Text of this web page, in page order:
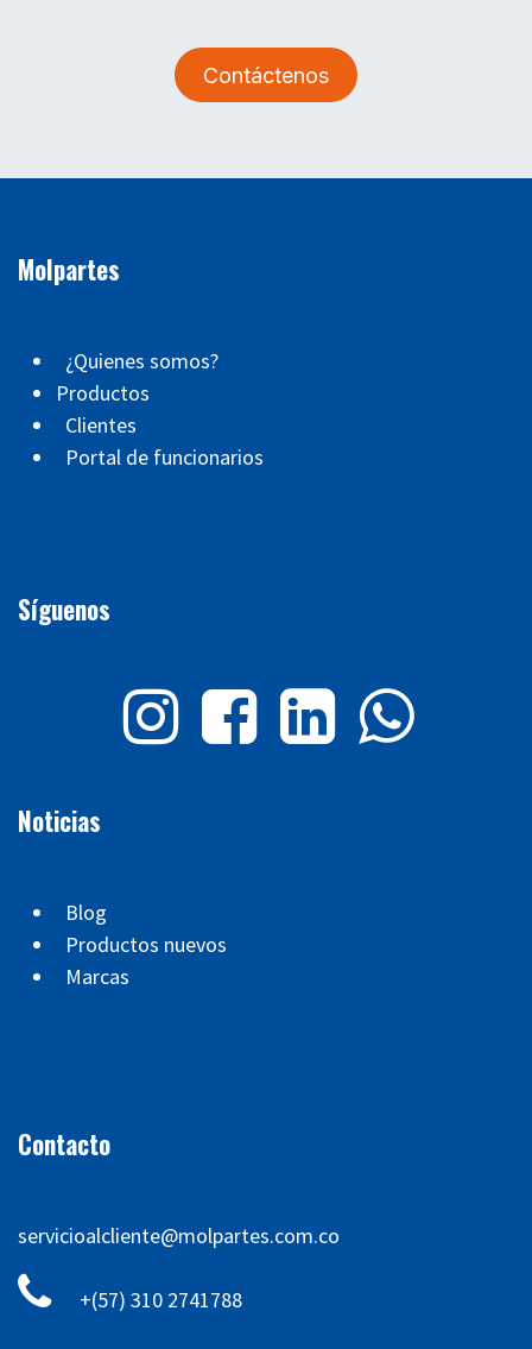
Contáctenos
Molpartes
¿Quienes somos?
Productos
Clientes
Portal de funcionarios
Síguenos
Noticias
Blog
Productos nuevos
Marcas
Contacto
servicioalcliente@molpartes.com.co
+(57) 310 2741788